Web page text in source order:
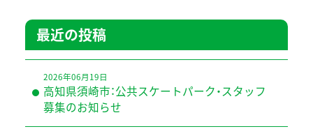
最近の投稿
2026年06月19日
高知県須崎市：公共スケートパーク・スタッフ
募集のお知らせ